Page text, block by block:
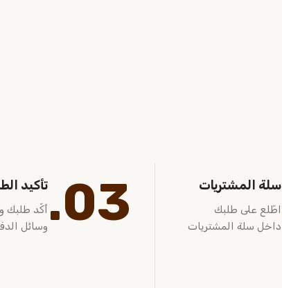
سلة المشتريات
اطّلع على طلبك
داخل سلة المشتريات
03. تأكيد
أكّد طلبك
وسائل